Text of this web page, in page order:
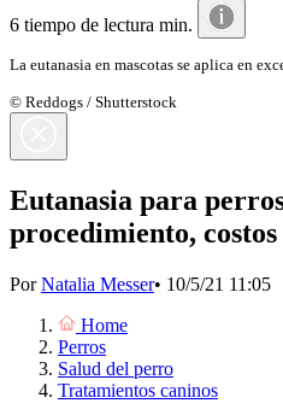
6 tiempo de lectura min.
La eutanasia en mascotas se aplica en
© Reddogs / Shutterstock
Eutanasia para
procedimiento,
PorNatalia Messer• 10/5/21 11:05
Home
Perros
Salud del perro
Tratamientos caninos